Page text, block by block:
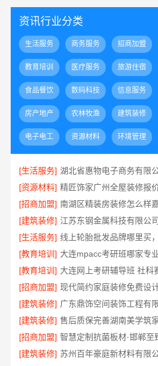
资讯行业分类
生活服务 商务服务 招商加盟
教育培训 医疗服务 旅游住宿
食品餐饮 数码科技 信息服务
房产地产 农林牧渔 建筑装修
电子电工 资源材料 环境管理
[生活服务]
[资源材料] 精匠饰家广州全屋装修报
[招商加盟]
[建筑装修]
[生活服务]
[教育培训] 大连mpacc考研班哪家专
[教育培训] 大连网上考研辅导班 社科
[招商加盟]
[建筑装修]
[建筑装修]
[招商加盟]
[建筑装修]